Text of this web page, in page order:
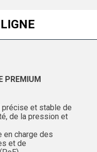
PREMIUM
et stable de
de la pression et
en charge des
et de